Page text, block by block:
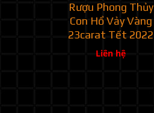
Rượu Phong Thủy
Con Hổ Vảy Vàng
23carat Tết 2022
Liên hệ